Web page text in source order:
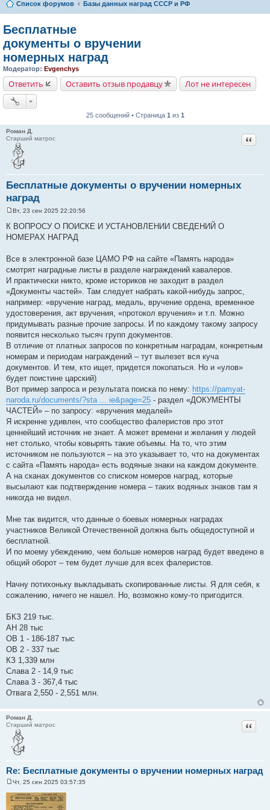
Список форумов Базы данных наград СССР и РФ
Бесплатные
документы о вручении
номерных наград
Модератор: Evgenchys
Ответить Оставить отзыв продавцу Лот не интересен
25 сообщений • Страница 1 из 1
Роман Д.
Старший матрос
Бесплатные документы о вручении номерных
наград
о
о
б
н
е
Вт, 23 сен 2025 22:20:56
К ВОПРОСУ О ПОИСКЕ И УСТАНОВЛЕНИИ СВЕДЕНИЙ О
НОМЕРАХ НАГРАД
Все в электронной базе ЦАМО РФ на сайте «Память народа»
смотрят наградные листы в разделе награждений кавалеров.
И практически никто, кроме историков не заходит в раздел
«Документы частей». Там следует набрать какой-нибудь запрос,
например: «вручение наград, медаль, вручение ордена, временное
удостоверения, акт вручения, «протокол вручения» и т.п. Можно
придумывать разные прочие запросы. И по каждому такому запросу
появится несколько тысяч групп документов.
В отличие от платных запросов по конкретным наградам, конкретным
номерам и периодам награждений – тут вылезет вся куча
документов. И тем, кто ищет, придется покопаться. Но и «улов»
будет поистине царский)
Вот пример запроса и результата поиска по нему: https://pamyat-
naroda.ru/documents/?sta ... ie&page=25 - раздел «ДОКУМЕНТЫ
ЧАСТЕЙ» – по запросу: «вручения медалей»
Я искренне удивлен, что сообщество фалеристов про этот
ценнейший источник не знает. А может времени и желания у людей
нет столько, чтобы ковырять такие объемы. На то, что этим
источником не пользуются – на это указывает то, что на документах
с сайта «Память народа» есть водяные знаки на каждом документе.
А на сканах документов со списком номеров наград, которые
высылают как подтверждение номера – таких водяных знаков там я
никогда не видел.
Мне так видится, что данные о боевых номерных наградах
участников Великой Отечественной должна быть общедоступной и
бесплатной.
И по моему убеждению, чем больше номеров наград будет введено в
общий оборот – тем будет лучше для всех фалеристов.
Начну потихоньку выкладывать скопированные листы. Я для себя, к
сожалению, ничего не нашел. Но, возможно кому-то пригодится.
БКЗ 219 тыс.
АН 28 тыс
ОВ 1 - 186-187 тыс
ОВ 2 - 337 тыс
КЗ 1,339 млн
Слава 2 - 14,9 тыс
Слава 3 - 367,4 тыс
Отвага 2,550 - 2,551 млн.
Роман Д.
Старший матрос
Re: Бесплатные документы о вручении номерных наград
о
о
Чт, 25 сен 2025 03:57:35